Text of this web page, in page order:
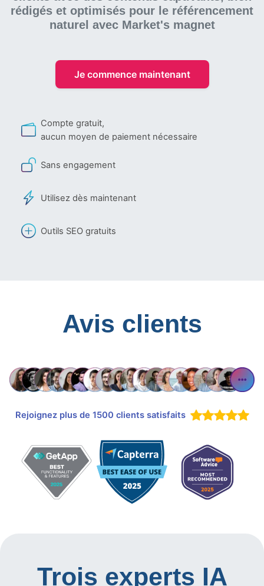
rédigés et optimisés pour le référencement
naturel avec Market's magnet
Je commence maintenant
Compte gratuit,
aucun moyen de paiement nécessaire
Sans engagement
Utilisez dès maintenant
Outils SEO gratuits
Avis clients
Rejoignez plus de 1500 clients satisfaits
Trois experts IA